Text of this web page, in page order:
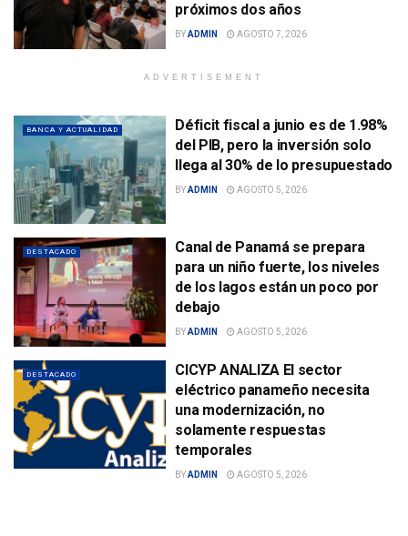
próximos dos años
BYADMIN AGOSTO 7, 2026
ADVERTISEMENT
BANCA Y ACTUALIDAD
Déficit fiscal a junio es de 1.98%
del PIB, pero la inversión solo
llega al 30% de lo presupuestado
BYADMIN AGOSTO 5, 2026
DESTACADO
Canal de Panamá se prepara
para un niño fuerte, los niveles
de los lagos están un poco por
debajo
BYADMIN AGOSTO 5, 2026
DESTACADO
CICYP ANALIZA El sector
eléctrico panameño necesita
una modernización, no
solamente respuestas
temporales
BYADMIN AGOSTO 5, 2026